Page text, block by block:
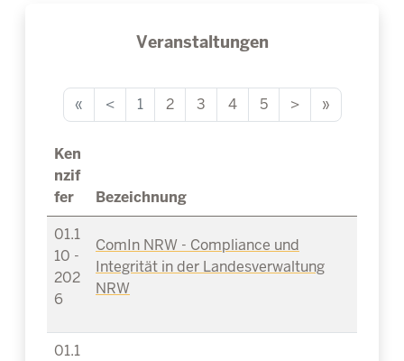
Veranstaltungen
« < 1 2 3 4 5 > »
Ken
nzif
fer
Bezeichnung
01.1
10 -
202
6
ComIn NRW - Compliance und
Integrität in der Landesverwaltung
NRW
01.1